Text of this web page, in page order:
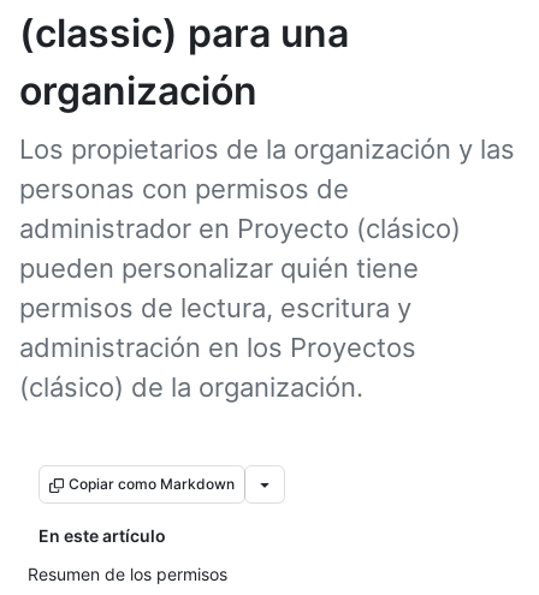
(classic) para una
organización
Los propietarios de la organización y las
personas con permisos de
administrador en Proyecto (clásico)
pueden personalizar quién tiene
permisos de lectura, escritura y
administración en los Proyectos
(clásico) de la organización.
Copiar como Markdown
En este artículo
Resumen de los permisos